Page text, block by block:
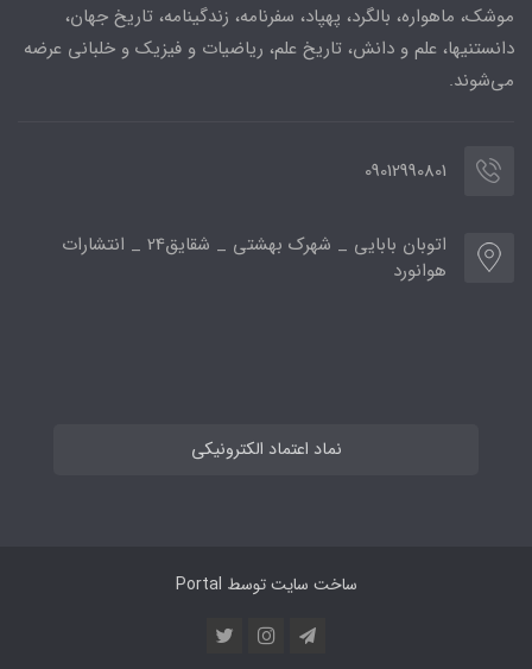
موشک، ماهواره، بالگرد، پهپاد، سفرنامه، زندگینامه، تاریخ جهان،
دانستنیها، علم و دانش، تاریخ علم، ریاضیات و فیزیک و خلبانی عرضه
می‌شوند.
09012990801
اتوبان بابایی _ شهرک بهشتی _ شقایق24 _ انتشارات
هوانورد
نماد اعتماد الکترونیکی
ساخت سایت توسط Portal